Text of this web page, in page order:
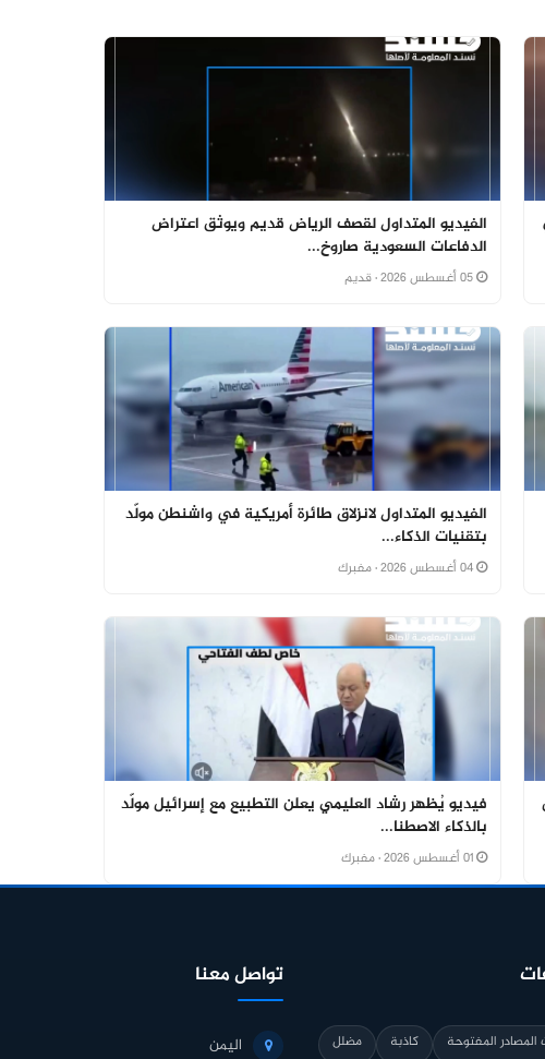
الفيديو المتداول لقصف الرياض قديم ويوثق اعتراض
الدفاعات السعودية صاروخ...
· قديم
الفيديو المتداول لانزلاق طائرة أمريكية في واشنطن مولّد
بتقنيات الذكاء...
· مفبرك
فيديو يُظهر رشاد العليمي يعلن التطبيع مع إسرائيل مولّد
بالذكاء الاصطنا...
· مفبرك
المفتوحة كاذبة مضلل
تواصل معنا
اليمن